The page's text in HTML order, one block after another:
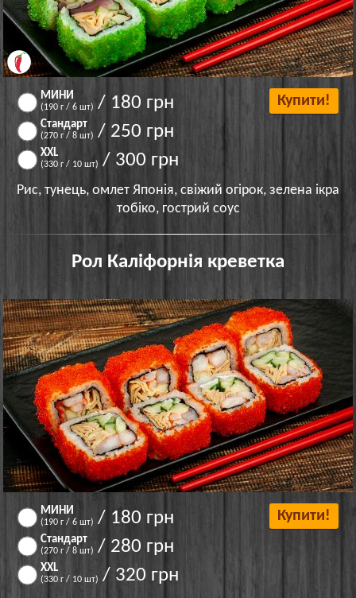
МИНИ
(190 г / 6 шт) / 180 грн
Стандарт
(270 г / 8 шт) / 250 грн
XXL
(330 г / 10 шт) / 300 грн
Купити!
Рис, тунець, омлет Японія, свіжий огірок, зелена ікра
тобіко, гострий соус
Рол Каліфорнія креветка
МИНИ
(190 г / 6 шт) / 180 грн
Стандарт
(270 г / 8 шт) / 280 грн
XXL
(330 г / 10 шт) / 320 грн
Купити!